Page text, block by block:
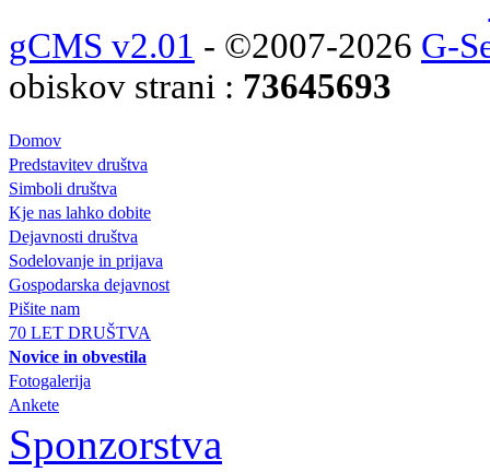
gCMS v2.01 - ©2007-2026 G-
obiskov strani : 73645693
Domov
Predstavitev društva
Simboli društva
Kje nas lahko dobite
Dejavnosti društva
Sodelovanje in prijava
Gospodarska dejavnost
Pišite nam
70 LET DRUŠTVA
Novice in obvestila
Fotogalerija
Ankete
Sponzorstva